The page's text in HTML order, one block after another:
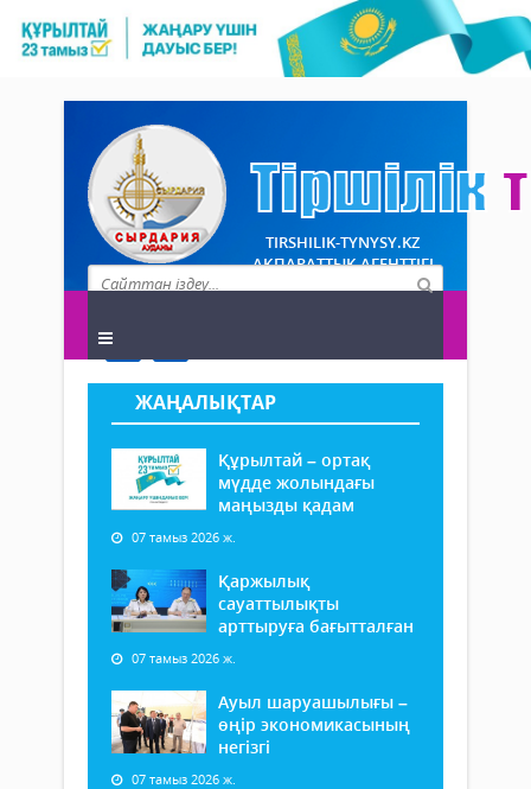
TIRSHILIK-TYNYSY.KZ
АҚПАРАТТЫҚ АГЕНТТІГІ
ЖАҢАЛЫҚТАР
Құрылтай – ортақ
мүдде жолындағы
маңызды қадам
07 тамыз 2026 ж.
Қаржылық
сауаттылықты
арттыруға бағытталған
07 тамыз 2026 ж.
Ауыл шаруашылығы –
өңір экономикасының
негізгі
07 тамыз 2026 ж.